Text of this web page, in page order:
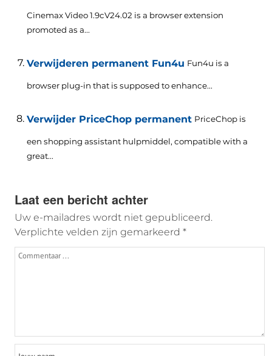
Cinemax Video 1.9cV24.02 is a browser extension
promoted as a...
Verwijderen permanent Fun4u Fun4u is a
browser plug-in that is supposed to enhance...
Verwijder PriceChop permanent PriceChop is
een shopping assistant hulpmiddel, compatible with a
great...
Laat een bericht achter
Uw e-mailadres wordt niet gepubliceerd.
Verplichte velden zijn gemarkeerd *